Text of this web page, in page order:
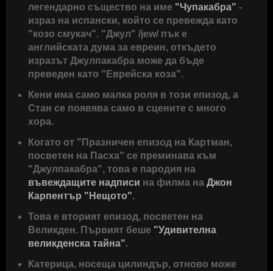
легендарно същество на име "Чупакабра" -
израз на испански, който се превежда като
"козо смукач". "Джул" /jew/ пък е
английската дума за евреин, откъдето
изразът Джулпакабра може да бъде
преведен като "Еврейска коза".
Кени има само малка роля в този епизод, а
Стан се появява само в сцените с много
хора.
Когато от "Празничен епизод на Картман,
посветен на Пасха" се преминава към
"Джулпакабра", това е пародия на
въвеждащите надписи на филма на Джон
Карпентър "Нещото".
Това е вторият епизод, посветен на
Великден. Първият беше "Удивителна
великденска тайна".
Катерица, носеща цилиндър, отново може